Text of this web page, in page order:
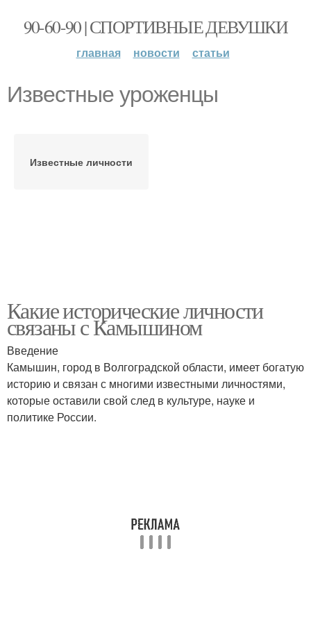
90-60-90 | СПОРТИВНЫЕ ДЕВУШКИ
главная новости статьи
Известные уроженцы
Известные личности
Какие исторические личности
связаны с Камышином
Введение
Камышин, город в Волгоградской области, имеет богатую
историю и связан с многими известными личностями,
которые оставили свой след в культуре, науке и
политике России.